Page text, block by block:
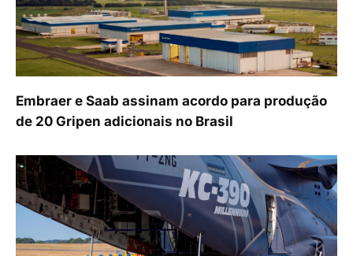
Embraer e Saab assinam acordo para produção
de 20 Gripen adicionais no Brasil